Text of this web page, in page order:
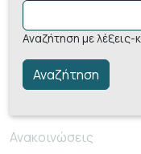
Αναζήτηση με λέξεις-
Ανακοινώσεις